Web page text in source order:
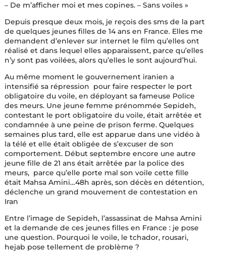
– De m’afficher moi et mes copines. – Sans voiles »
Depuis presque deux mois, je reçois des sms de la part
de quelques jeunes filles de 14 ans en France. Elles me
demandent d’enlever sur internet le film qu’elles ont
réalisé et dans lequel elles apparaissent, parce qu’elles
n’y sont pas voilées, alors qu’elles le sont aujourd’hui.
Au même moment le gouvernement iranien a
intensifié sa répression pour faire respecter le port
obligatoire du voile, en déployant sa fameuse Police
des meurs. Une jeune femme prénommée Sepideh,
contestant le port obligatoire du voile, était arrêtée et
condamnée à une peine de prison ferme. Quelques
semaines plus tard, elle est apparue dans une vidéo à
la télé et elle était obligée de s’excuser de son
comportement. Début septembre encore une autre
jeune fille de 21 ans était arrêtée par la police des
meurs, parce qu’elle porte mal son voile cette fille
était Mahsa Amini…48h après, son décès en détention,
déclenche un grand mouvement de contestation en
Iran
Entre l’image de Sepideh, l’assassinat de Mahsa Amini
et la demande de ces jeunes filles en France : je pose
une question. Pourquoi le voile, le tchador, rousari,
hejab pose tellement de problème ?